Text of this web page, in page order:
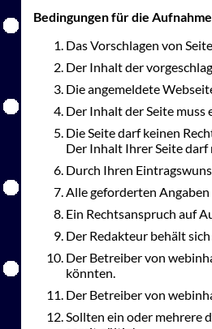
Bedingungen für die
Das Vorschlagen von
Der Inhalt der
Die angemeldete
Der Inhalt der Seite muss
Die Seite darf keinen
Der Inhalt Ihrer Seite
Durch Ihren
Alle geforderten
Ein Rechtsanspruch auf
Der Redakteur behält
Der Betreiber von
könnten.
Der Betreiber von
Sollten ein oder mehrere